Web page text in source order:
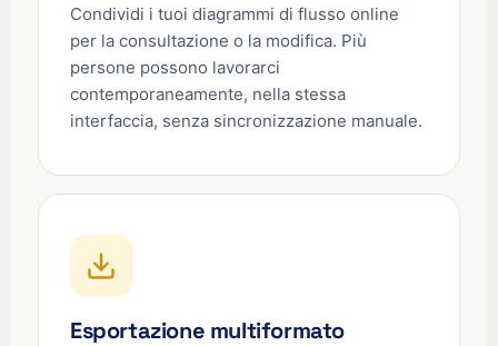
Condividi i tuoi diagrammi di flusso online
per la consultazione o la modifica. Più
persone possono lavorarci
contemporaneamente, nella stessa
interfaccia, senza sincronizzazione manuale.
Esportazione multiformato